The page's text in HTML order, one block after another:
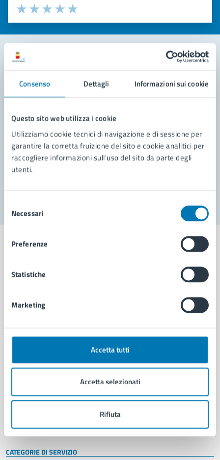
Consenso Dettagli Informazioni sui cookie
Questo sito web utilizza i cookie
Utilizziamo cookie tecnici di navigazione e di sessione per
garantire la corretta fruizione del sito e cookie analitici per
raccogliere informazioni sull'uso del sito da parte degli
utenti.
delNecessari
Preferenze
Statistiche
Marketing
Accetta tutti
Accetta selezionati
Rifiuta
Valuta la chiarezza delle informazioni (da 1 a 5 stelle)
Seleziona il numero di stelle per valutare la chiarezza delle
Valuta 5 stelle su 5
Valuta 4 stelle su 5
Valuta 3 stelle su 5
Valuta 2 stelle su 5
Valuta 1 stelle su 5
Leggi le domande frequenti
Richiedi assistenza
Prenota appuntamento
Problemi in città
Comune di Napoli
AMMINISTRAZIONE
Organi di governo
Enti e fondazioni
Personale amministrativo
Intranet, posta aziendale e protocollo
CATEGORIE DI SERVIZIO